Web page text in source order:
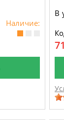
Наличие:
В